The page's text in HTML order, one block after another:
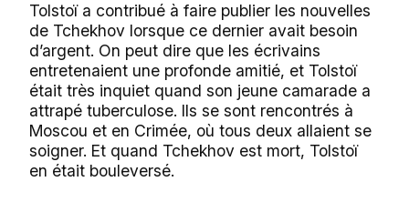
Tolstoï a contribué à faire publier les nouvelles
de Tchekhov lorsque ce dernier avait besoin
d’argent. On peut dire que les écrivains
entretenaient une profonde amitié, et Tolstoï
était très inquiet quand son jeune camarade a
attrapé tuberculose. Ils se sont rencontrés à
Moscou et en Crimée, où tous deux allaient se
soigner. Et quand Tchekhov est mort, Tolstoï
en était bouleversé.